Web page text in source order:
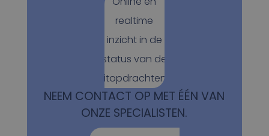
realtime
inzicht in de
status van de
ritopdrachten.
NEEM CONTACT OP MET ÉÉN VAN
ONZE SPECIALISTEN.